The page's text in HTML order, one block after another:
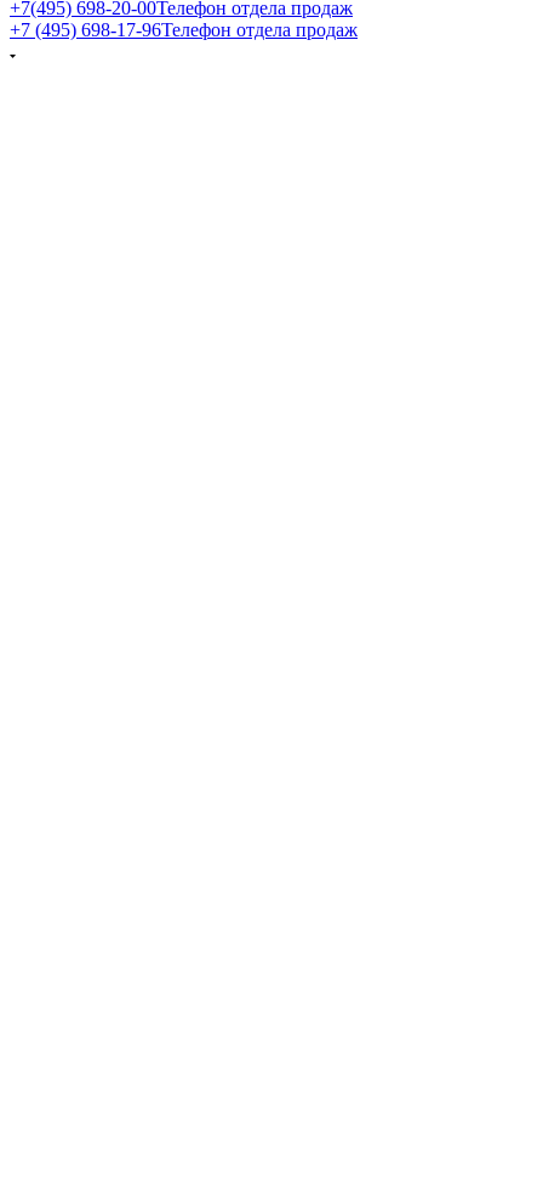
+7(495) 698-20-00Телефон отдела продаж
+7 (495) 698-17-96Телефон отдела продаж